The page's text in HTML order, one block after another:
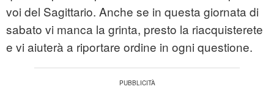
voi del Sagittario. Anche se in questa giornata di
sabato vi manca la grinta, presto la riacquisterete
e vi aiuterà a riportare ordine in ogni questione.